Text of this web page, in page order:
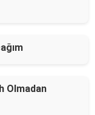
Olmadan